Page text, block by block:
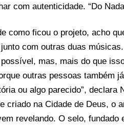
com autenticidade. “Do
como ficou o projeto, acho
com outras duas
mas, mais do que
outras pessoas também
ou algo parecido”, declara
criado na Cidade de Deus, o
revelando. O selo, fundado